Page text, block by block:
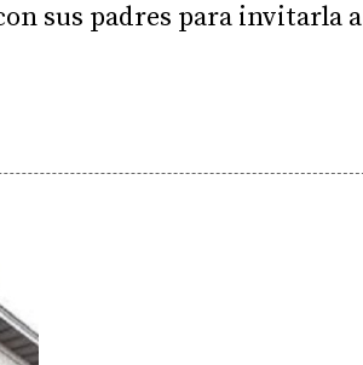
sus padres para invitarla a